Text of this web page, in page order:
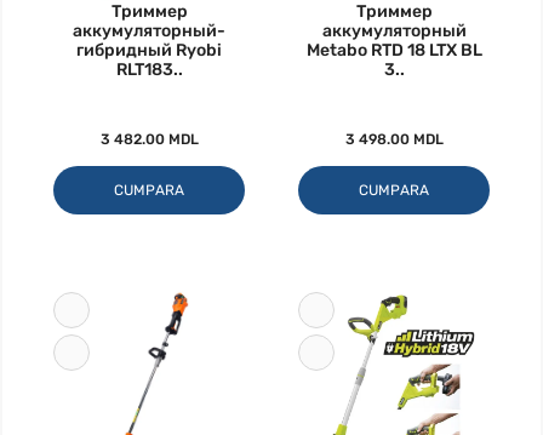
Триммер
аккумуляторный-
гибридный Ryobi
RLT183..
3 482.00 MDL
CUMPARA
Триммер
аккумуляторный
Metabo RTD 18 LTX BL
3..
3 498.00 MDL
CUMPARA